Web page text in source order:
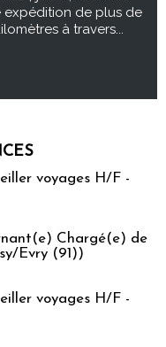
expédition de plus de
à travers...
voyages H/F -
Chargé(e) de
Evry (91))
voyages H/F -